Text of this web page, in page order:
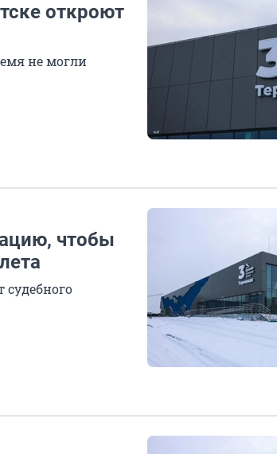
откроют
не могли
чтобы